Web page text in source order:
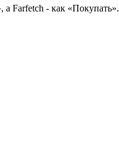
Farfetch - как «Покупать».